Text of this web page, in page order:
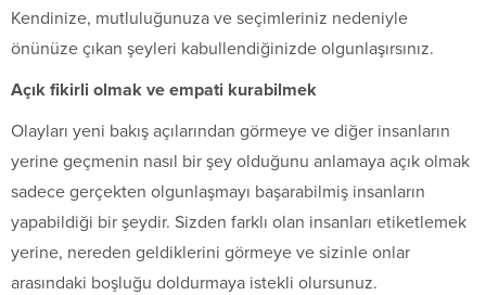
Kendinize, mutluluğunuza ve seçimleriniz nedeniyle
önünüze çıkan şeyleri kabullendiğinizde olgunlaşırsınız.
Açık fikirli olmak ve empati kurabilmek
Olayları yeni bakış açılarından görmeye ve diğer insanların
yerine geçmenin nasıl bir şey olduğunu anlamaya açık olmak
sadece gerçekten olgunlaşmayı başarabilmiş insanların
yapabildiği bir şeydir. Sizden farklı olan insanları etiketlemek
yerine, nereden geldiklerini görmeye ve sizinle onlar
arasındaki boşluğu doldurmaya istekli olursunuz.